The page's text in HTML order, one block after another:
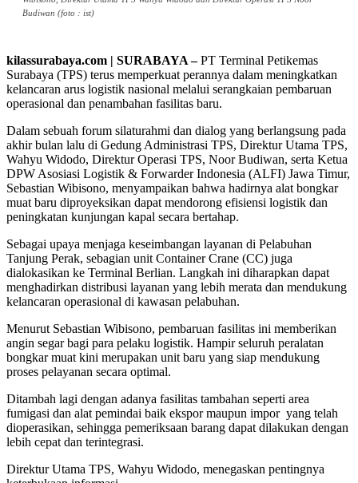
Budiwan (foto : ist)
kilassurabaya.com | SURABAYA –PT Terminal Petikemas
Surabaya (TPS) terus memperkuat perannya dalam meningkatkan
kelancaran arus logistik nasional melalui serangkaian pembaruan
operasional dan penambahan fasilitas baru.
Dalam sebuah forum silaturahmi dan dialog yang berlangsung pada
akhir bulan lalu di Gedung Administrasi TPS, Direktur Utama TPS,
Wahyu Widodo, Direktur Operasi TPS, Noor Budiwan, serta Ketua
DPW Asosiasi Logistik & Forwarder Indonesia (ALFI) Jawa Timur,
Sebastian Wibisono, menyampaikan bahwa hadirnya alat bongkar
muat baru diproyeksikan dapat mendorong efisiensi logistik dan
peningkatan kunjungan kapal secara bertahap.
Sebagai upaya menjaga keseimbangan layanan di Pelabuhan
Tanjung Perak, sebagian unit Container Crane (CC) juga
dialokasikan ke Terminal Berlian. Langkah ini diharapkan dapat
menghadirkan distribusi layanan yang lebih merata dan mendukung
kelancaran operasional di kawasan pelabuhan.
Menurut Sebastian Wibisono, pembaruan fasilitas ini memberikan
angin segar bagi para pelaku logistik. Hampir seluruh peralatan
bongkar muat kini merupakan unit baru yang siap mendukung
proses pelayanan secara optimal.
Ditambah lagi dengan adanya fasilitas tambahan seperti area
fumigasi dan alat pemindai baik ekspor maupun impor yang telah
dioperasikan, sehingga pemeriksaan barang dapat dilakukan dengan
lebih cepat dan terintegrasi.
Direktur Utama TPS, Wahyu Widodo, menegaskan pentingnya